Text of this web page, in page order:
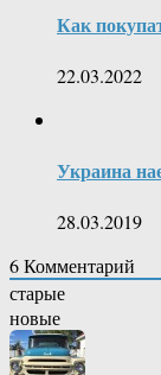
Как
22.03.2022
Украина
28.03.2019
6Комментарий
старые
новые